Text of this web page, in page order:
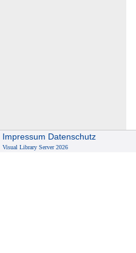
Impressum Datenschutz
Visual Library Server 2026